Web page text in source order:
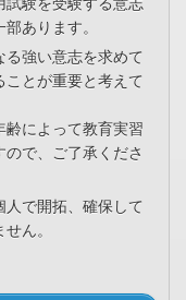
あります。
強い意志を求めて
とが重要と考えて
によって教育実習
で、ご了承くださ
で開拓、確保して
ん。